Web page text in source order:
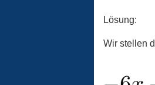
Lösung:
Wir stellen